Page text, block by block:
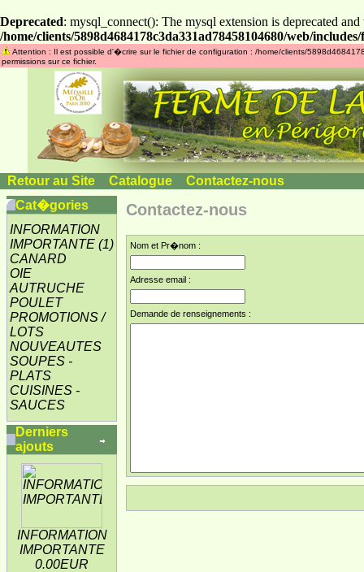
Deprecated: mysql_connect(): The mysql extension is deprecated
/home/clients/5898d4684178c3da331ad78458104680/web/
Attention : Il est possible d'�crire sur le fichier de configuration : /home/clients/
permissions sur ce fichier.
Retour au Site Catalogue
Contactez-nous
Cat�gories
INFORMATION
IMPORTANTE (1)
CANARD
OIE
AUTRUCHE
POULET
PROMOTIONS /
LOTS
NOUVEAUTES
SOUPES -
PLATS
CUISINES -
SAUCES
Derniers
ajouts
INFORMATION
IMPORTANTE
0.00EUR
Contactez-nous
Nom et Pr�nom :
Adresse email :
Demande de renseignements :